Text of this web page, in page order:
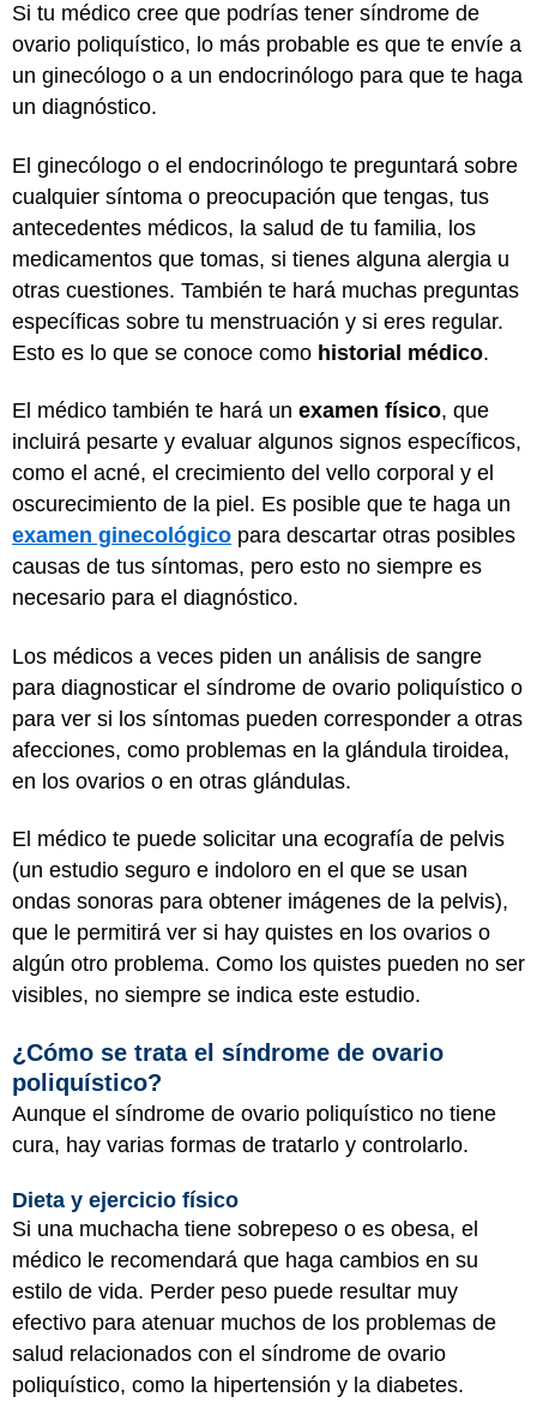
Si tu médico cree que podrías tener síndrome de
ovario poliquístico, lo más probable es que te envíe a
un ginecólogo o a un endocrinólogo para que te haga
un diagnóstico.
El ginecólogo o el endocrinólogo te preguntará sobre
cualquier síntoma o preocupación que tengas, tus
antecedentes médicos, la salud de tu familia, los
medicamentos que tomas, si tienes alguna alergia u
otras cuestiones. También te hará muchas preguntas
específicas sobre tu menstruación y si eres regular.
Esto es lo que se conoce como historial médico.
El médico también te hará un examen físico, que
incluirá pesarte y evaluar algunos signos específicos,
como el acné, el crecimiento del vello corporal y el
oscurecimiento de la piel. Es posible que te haga un
examen ginecológico para descartar otras posibles
causas de tus síntomas, pero esto no siempre es
necesario para el diagnóstico.
Los médicos a veces piden un análisis de sangre
para diagnosticar el síndrome de ovario poliquístico o
para ver si los síntomas pueden corresponder a otras
afecciones, como problemas en la glándula tiroidea,
en los ovarios o en otras glándulas.
El médico te puede solicitar una ecografía de pelvis
(un estudio seguro e indoloro en el que se usan
ondas sonoras para obtener imágenes de la pelvis),
que le permitirá ver si hay quistes en los ovarios o
algún otro problema. Como los quistes pueden no ser
visibles, no siempre se indica este estudio.
¿Cómo se trata el síndrome de ovario
poliquístico?
Aunque el síndrome de ovario poliquístico no tiene
cura, hay varias formas de tratarlo y controlarlo.
Dieta y ejercicio físico
Si una muchacha tiene sobrepeso o es obesa, el
médico le recomendará que haga cambios en su
estilo de vida. Perder peso puede resultar muy
efectivo para atenuar muchos de los problemas de
salud relacionados con el síndrome de ovario
poliquístico, como la hipertensión y la diabetes.